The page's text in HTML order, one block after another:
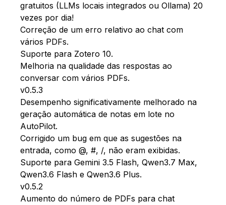
gratuitos (LLMs locais integrados ou Ollama) 20
vezes por dia!
Correção de um erro relativo ao chat com
vários PDFs.
Suporte para Zotero 10.
Melhoria na qualidade das respostas ao
conversar com vários PDFs.
v0.5.3
Desempenho significativamente melhorado na
geração automática de notas em lote no
AutoPilot.
Corrigido um bug em que as sugestões na
entrada, como @, #, /, não eram exibidas.
Suporte para Gemini 3.5 Flash, Qwen3.7 Max,
Qwen3.6 Flash e Qwen3.6 Plus.
v0.5.2
Aumento do número de PDFs para chat